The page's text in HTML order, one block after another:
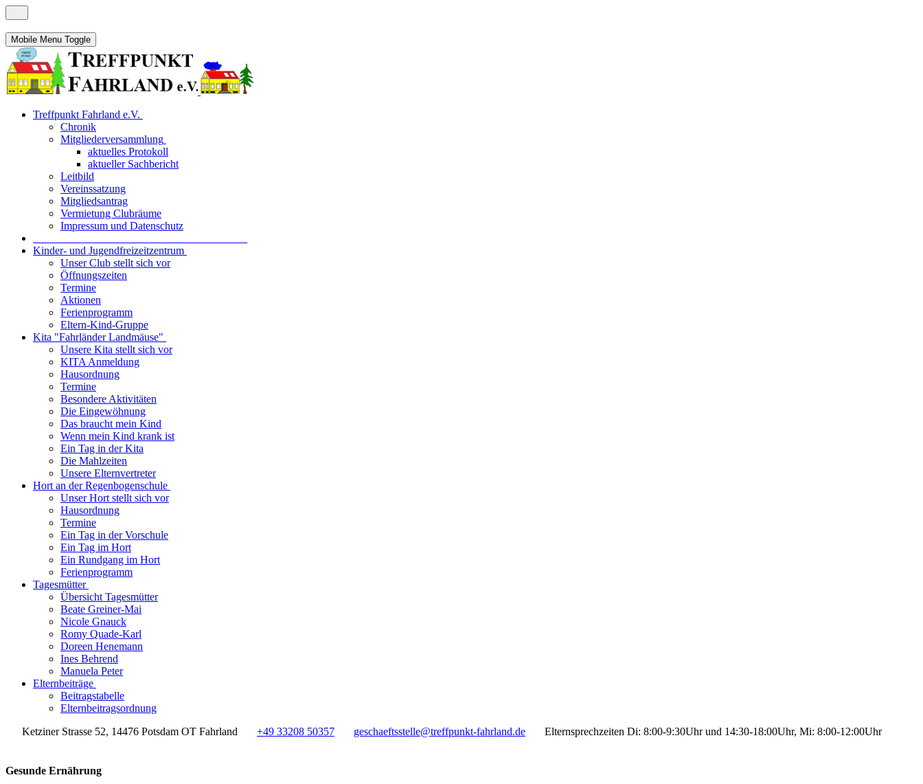
Mobile Menu Toggle
Treffpunkt Fahrland e.V.
Chronik
Mitgliederversammlung
aktuelles Protokoll
aktueller Sachbericht
Leitbild
Vereinssatzung
Mitgliedsantrag
Vermietung Clubräume
Impressum und Datenschutz
Kinder- und Jugendfreizeitzentrum
Unser Club stellt sich vor
Öffnungszeiten
Termine
Aktionen
Ferienprogramm
Eltern-Kind-Gruppe
Kita "Fahrländer Landmäuse"
Unsere Kita stellt sich vor
KITA Anmeldung
Hausordnung
Termine
Besondere Aktivitäten
Die Eingewöhnung
Das braucht mein Kind
Wenn mein Kind krank ist
Ein Tag in der Kita
Die Mahlzeiten
Unsere Elternvertreter
Hort an der Regenbogenschule
Unser Hort stellt sich vor
Hausordnung
Termine
Ein Tag in der Vorschule
Ein Tag im Hort
Ein Rundgang im Hort
Ferienprogramm
Tagesmütter
Übersicht Tagesmütter
Beate Greiner-Mai
Nicole Gnauck
Romy Quade-Karl
Doreen Henemann
Ines Behrend
Manuela Peter
Elternbeiträge
Beitragstabelle
Elternbeitragsordnung
Ketziner Strasse 52, 14476 Potsdam OT Fahrland
+49 33208 50357 geschaeftsstelle@treffpunkt-fahrland.de Elternsprechzeiten Di: 8:00-9:30Uhr und 14:30-18:00Uhr, Mi: 8:00-12:00Uhr
Gesunde Ernährung